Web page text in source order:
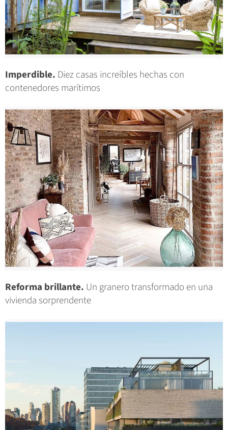
Imperdible. Diez casas increíbles hechas con
contenedores marítimos
Reforma brillante. Un granero transformado en una
vivienda sorprendente